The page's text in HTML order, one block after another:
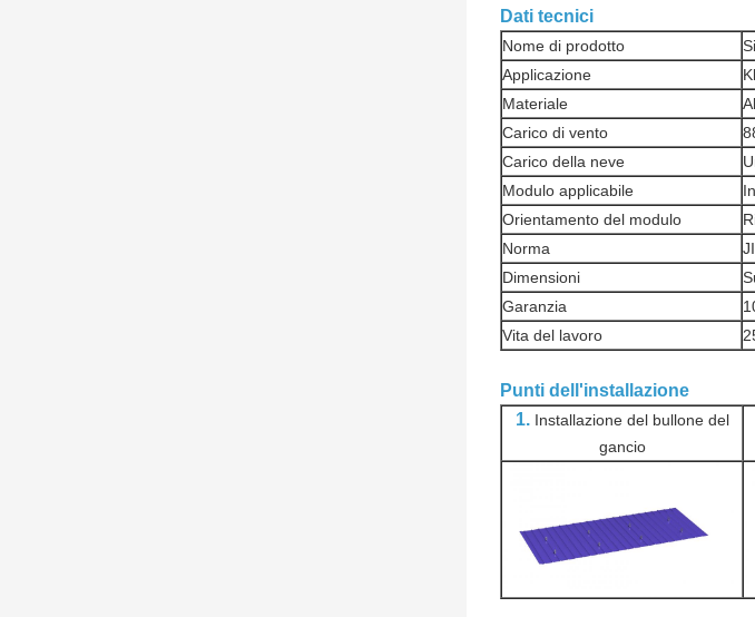
Dati tecnici
Nome di prodotto
Applicazione
Materiale
Carico di vento
Carico della neve
Modulo applicabile
Orientamento del modulo
Norma
Dimensioni
Garanzia
Vita del lavoro
Punti dell'installazione
1. Installazione del bullone del
gancio